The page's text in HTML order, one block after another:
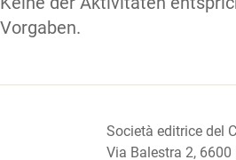
Vorgaben.
Società editrice del
Via Balestra 2,